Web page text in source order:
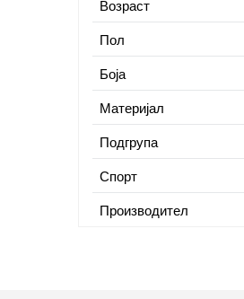
Возраст
Пол
Боја
Материјал
Подгрупа
Спорт
Производител